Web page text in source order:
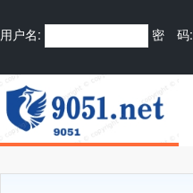
用户名: 密 码: